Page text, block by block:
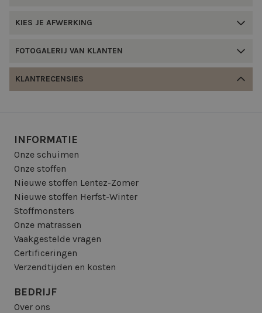
KIES JE AFWERKING
FOTOGALERIJ VAN KLANTEN
KLANTRECENSIES
INFORMATIE
Onze schuimen
Onze stoffen
Nieuwe stoffen Lentez-Zomer
Nieuwe stoffen Herfst-Winter
Stoffmonsters
Onze matrassen
Vaakgestelde vragen
Certificeringen
Verzendtijden en kosten
BEDRIJF
Over ons